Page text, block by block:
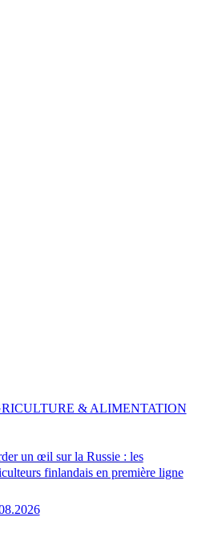
un œil sur la Russie : les
finlandais en première ligne
& ALIMENTATION